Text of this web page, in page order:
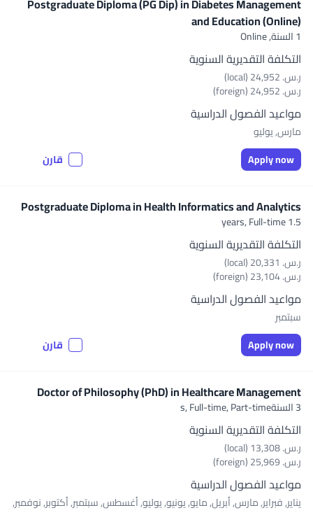
Postgraduate Diploma (PG Dip) in Diabetes Management
and Education (Online)
1 السنة, Online
التكلفة التقديرية السنوية
ر.س.‏ 24,952 (local)
ر.س.‏ 24,952 (foreign)
مواعيد الفصول الدراسية
مارس, يوليو
Apply now
قارن
Postgraduate Diploma in Health Informatics and Analytics
1.5 years,
Full-time
التكلفة التقديرية السنوية
ر.س.‏ 20,331 (local)
ر.س.‏ 23,104 (foreign)
مواعيد الفصول الدراسية
سبتمبر
Apply now
قارن
Doctor of Philosophy (PhD) in Healthcare Management
3 السنةs, Full-time, Part-time
التكلفة التقديرية السنوية
ر.س.‏ 13,308 (local)
ر.س.‏ 25,969 (foreign)
مواعيد الفصول الدراسية
يناير, فبراير, مارس, أبريل, مايو, يونيو, يوليو, أغسطس, سبتمبر, أكتوبر, نوفمبر,